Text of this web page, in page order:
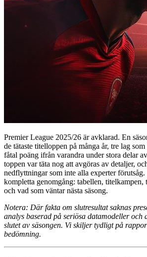
Premier League 2025/26 är avklarad. En
de tätaste titelloppen på många år, tre lag
fåtal poäng ifrån varandra under stora delar
toppen var täta nog att avgöras av detaljer,
nedflyttningar som inte alla experter
kompletta genomgång: tabellen, titelkampen,
och vad som väntar nästa säsong.
Notera: Där fakta om slutresultat saknas
analys baserad på seriösa datamodeller och
slutet av säsongen. Vi skiljer tydligt på
bedömning.